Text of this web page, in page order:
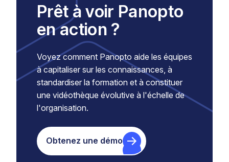
Prêt à voir Panopto
en action ?
Voyez comment Panopto aide les équipes
à capitaliser sur les connaissances, à
standardiser la formation et à constituer
une vidéothèque évolutive à l'échelle de
l'organisation.
Obtenez une démo